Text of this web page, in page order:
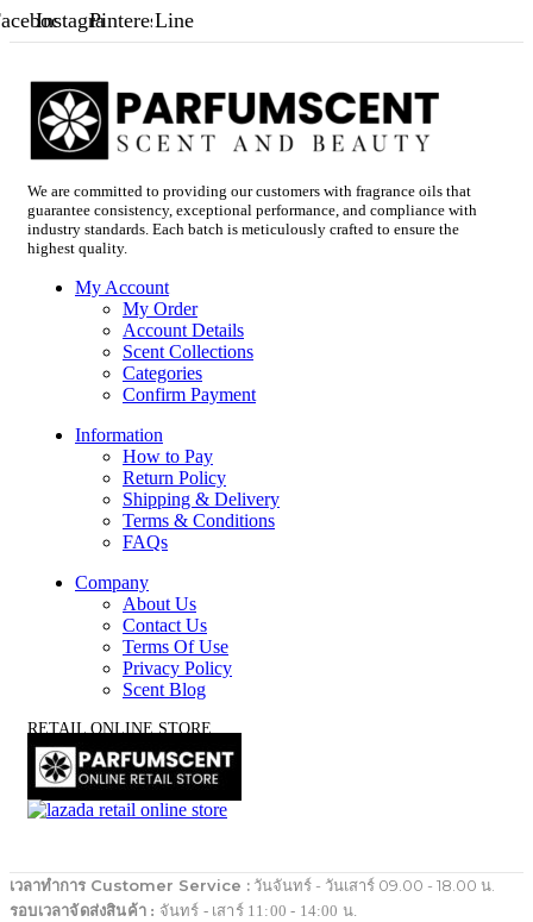
InstagramPinterestLine
We are committed to providing our customers with fragrance oils that
guarantee consistency, exceptional performance, and compliance with
industry standards. Each batch is meticulously crafted to ensure the
highest quality.
My Account
My Order
Account Details
Scent Collections
Categories
Confirm Payment
Information
How to Pay
Return Policy
Shipping & Delivery
Terms & Conditions
FAQs
Company
About Us
Contact Us
Terms Of Use
Privacy Policy
Scent Blog
RETAIL ONLINE STORE
เวลาทำการ Customer Service : วันจันทร์ - วันเสาร์ 09.00 - 18.00 น.
รอบเวลาจัดส่งสินค้า : จันทร์ - เสาร์ 11:00 - 14:00 น.